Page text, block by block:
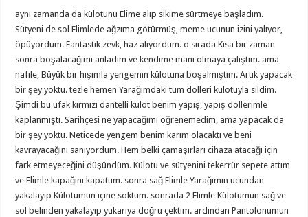
aynı zamanda da külotunu Elime alıp sikime sürtmeye başladım.
Sütyeni de sol Elimlede ağzıma götürmüş, meme ucunun izini yalıyor,
öpüyordum. Fantastik zevk, haz alıyordum. o sırada Kısa bir zaman
sonra boşalacağımı anladım ve kendime mani olmaya çalıştım. ama
nafile, Büyük bir hışımla yengemin külotuna boşalmıştım. Artık yapacak
bir şey yoktu. tezle hemen Yarağımdaki tüm dölleri külotuyla sildim.
Şimdi bu ufak kırmızı dantelli külot benim yapış, yapış döllerimle
kaplanmıştı. Sarihçesi ne yapacağımı öğrenemedim, ama yapacak da
bir şey yoktu. Neticede yengem benim karım olacaktı ve beni
kavrayacağını sanıyordum. Hem belki çamaşırları cihaza atacağı için
fark etmeyeceğini düşündüm. Külotu ve sütyenini tekerrür sepete attım
ve Elimle kapağını kapattım. sonra sağ Elimle Yarağımın ucundan
yakalayıp Külotumun içine soktum. sonrada 2 Elimle Külotumun sağ ve
sol belinden yakalayıp yukarıya doğru çektim. ardından Pantolonumun